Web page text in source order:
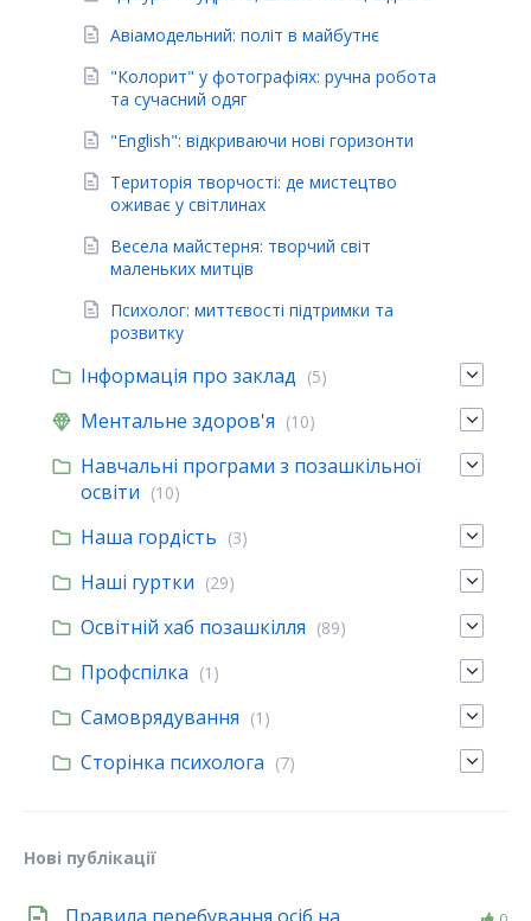
Авіамодельний: політ в майбутнє
"Колорит" у фотографіях: ручна робота
та сучасний одяг
"English": відкриваючи нові горизонти
Територія творчості: де мистецтво
оживає у світлинах
Весела майстерня: творчий світ
маленьких митців
Психолог: миттєвості підтримки та
розвитку
Інформація про заклад (5)
Ментальне здоров'я (10)
Навчальні програми з позашкільної
освіти (10)
Наша гордість (3)
Наші гуртки (29)
Освітній хаб позашкілля (89)
Профспілка (1)
Самоврядування (1)
Сторінка психолога (7)
Нові публікації